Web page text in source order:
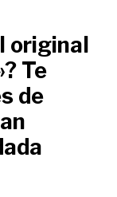
original
Te
de